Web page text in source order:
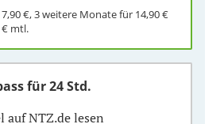
7,90 €, 3 weitere Monate für 14,90 €
€ mtl.
für 24 Std.
NTZ.de lesen